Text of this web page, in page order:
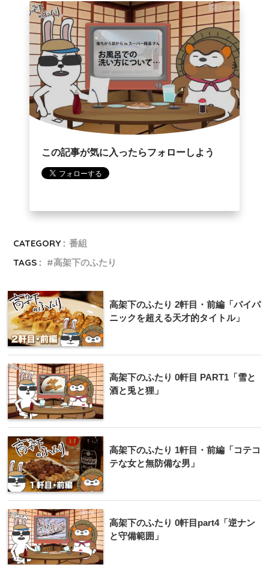
この記事が気に入ったらフォローしよう
CATEGORY : 番組
TAGS :
高架下のふたり
高架下のふたり 2軒目・前編「パイパ
ニックを超える天才的タイトル」
高架下のふたり 0軒目 PART1「雪と
酒と兎と狸」
高架下のふたり 1軒目・前編「コテコ
テな女と無防備な男」
高架下のふたり 0軒目part4「逆ナン
と守備範囲」